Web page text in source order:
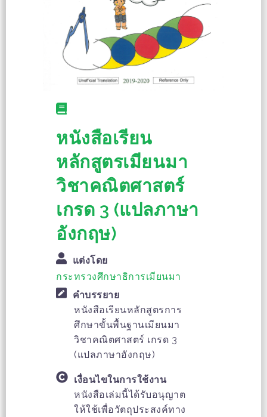
หนังสือเรียน
หลักสูตรเมียนมา
วิชาคณิตศาสตร์
เกรด 3 (แปลภาษา
อังกฤษ)
แต่งโดย
กระทรวงศึกษาธิการเมียนมา
คำบรรยาย
หนังสือเรียนหลักสูตรการ
ศึกษาขั้นพื้นฐานเมียนมา
วิชาคณิตศาสตร์ เกรด 3
(แปลภาษาอังกฤษ)
เงื่อนไขในการใช้งาน
หนังสือเล่มนี้ได้รับอนุญาต
ให้ใช้เพื่อวัตถุประสงค์ทาง